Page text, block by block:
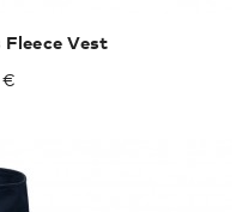
Fleece Vest